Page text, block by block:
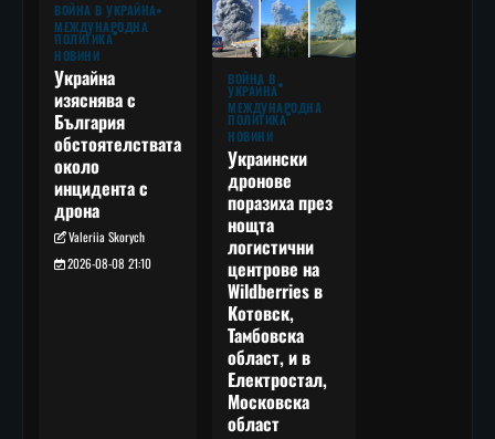
ВОЙНА В УКРАЙНА
МЕЖДУНАРОДНА
ПОЛИТИКА
НОВИНИ
Украйна
изяснява с
България
обстоятелствата
около
инцидента с
дрона
Valeriia Skorych
2026-08-08 21:10
ВОЙНА В
УКРАЙНА
МЕЖДУНАРОДНА
ПОЛИТИКА
НОВИНИ
Украински
дронове
поразиха през
нощта
логистични
центрове на
Wildberries в
Котовск,
Тамбовска
област, и в
Електростал,
Московска
област